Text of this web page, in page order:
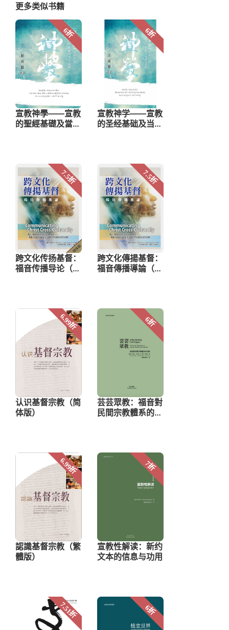
更多类似书籍